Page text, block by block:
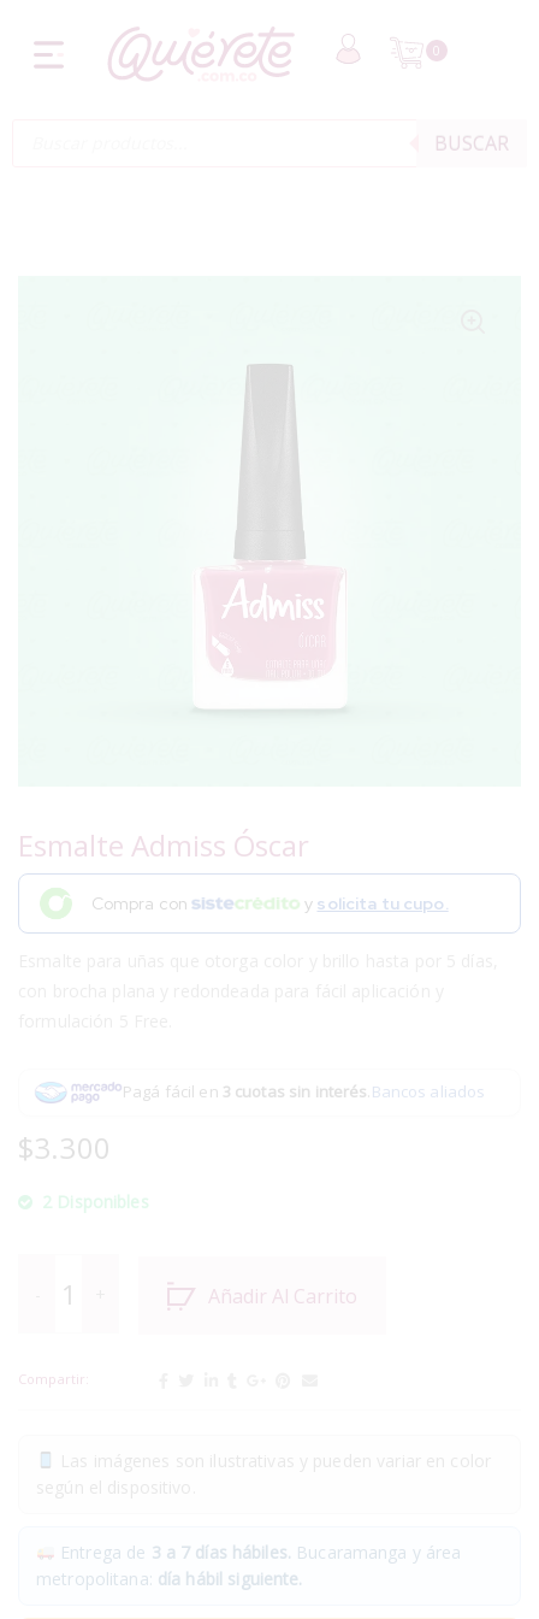
0
BUSCAR
Esmalte Admiss Óscar
Compra con y solicita tu cupo.
Pagá fácil en 3 cuotas sin interés.Bancos aliados
$3.300
2 Disponibles
Añadir Al Carrito
Compartir:
Entrega de 3 a 7 días hábiles. Bucaramanga y área
metropolitana: día hábil siguiente.